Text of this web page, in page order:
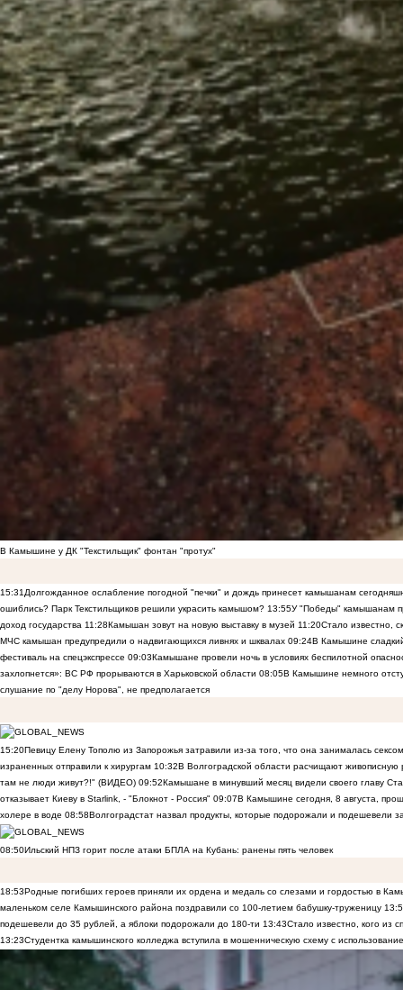
В Камышине у ДК "Текстильщик" фонтан "протух"
15:31 Долгожданное ослабление погодной "печки" и дождь принесет камышанам
ошиблись? Парк Текстильщиков решили украсить камышом? 13:55У "Победы" камышанам
доход государства 11:28Камышан зовут на новую выставку в музей 11:20Стало известно,
МЧС камышан предупредили о надвигающихся ливнях и шквалах 09:24В Камышине
фестиваль на спецэкспрессе 09:03Камышане провели ночь в условиях беспилотной
захлопнется»: ВС РФ прорываются в Харьковской области 08:05В Камышине немного
слушание по "делу Норова", не предполагается
15:20Певицу Елену Тополю из Запорожья затравили из-за того, что она занималась
израненных отправили к хирургам 10:32В Волгоградской области расчищают
там не люди живут?!" (ВИДЕО) 09:52Камышане в минувший месяц видели своего главу
отказывает Киеву в Starlink, - "Блокнот - Россия" 09:07В Камышине сегодня, 8 августа,
холере в воде 08:58Волгоградстат назвал продукты, которые подорожали и подешевели
08:50Ильский НПЗ горит после атаки БПЛА на Кубань: ранены пять человек
18:53Родные погибших героев приняли их ордена и медаль со слезами и гордостью в
маленьком селе Камышинского района поздравили со 100-летием бабушку-труженицу
подешевели до 35 рублей, а яблоки подорожали до 180-ти 13:43Стало известно, кого из
13:23Студентка камышинского колледжа вступила в мошенническую схему с